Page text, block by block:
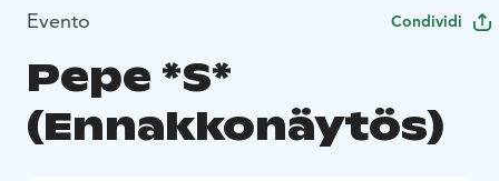
Evento Condividi
Pepe *S*
(Ennakkonäytös)